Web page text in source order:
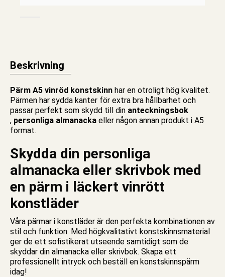
Beskrivning
Pärm A5 vinröd konstskinn har en otroligt hög kvalitet.
Pärmen har sydda kanter för extra bra hållbarhet och
passar perfekt som skydd till din anteckningsbok
, personliga almanacka eller någon annan produkt i A5
format.
Skydda din personliga
almanacka eller skrivbok med
en pärm i läckert vinrött
konstläder
Våra pärmar i konstläder är den perfekta kombinationen av
stil och funktion. Med högkvalitativt konstskinnsmaterial
ger de ett sofistikerat utseende samtidigt som de
skyddar din almanacka eller skrivbok. Skapa ett
professionellt intryck och beställ en konstskinnspärm
idag!